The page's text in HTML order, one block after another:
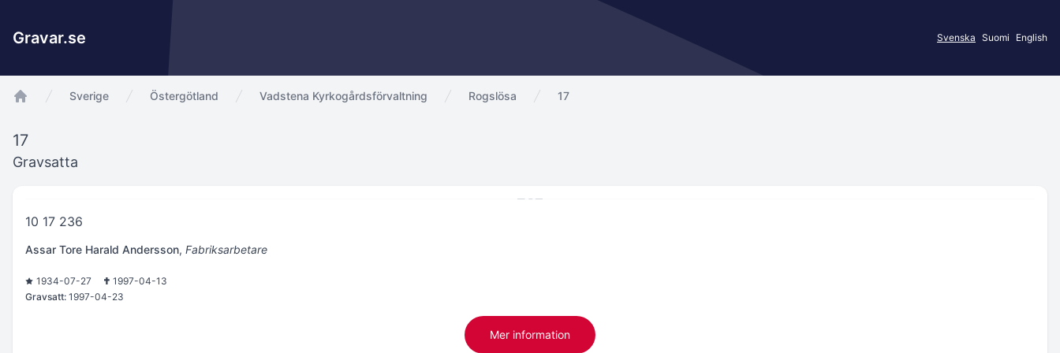
Gravar.se Svenska Suomi English
Sverige Östergötland Vadstena Kyrkogårdsförvaltning Rogslösa 17
17
Gravsatta
10 17 236
Assar Tore Harald Andersson, Fabriksarbetare
1934-07-27
1997-04-13
Gravsatt: 1997-04-23
Mer information